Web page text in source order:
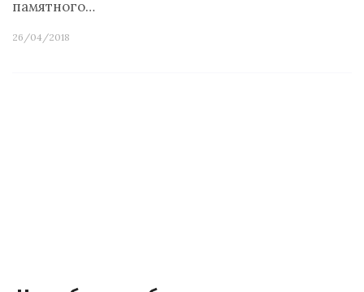
памятного…
26/04/2018